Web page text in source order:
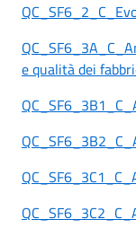
e qualità dei